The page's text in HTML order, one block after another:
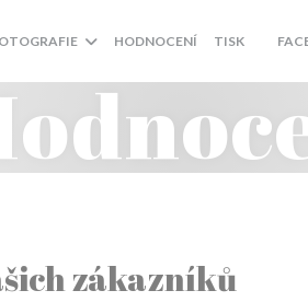
HODNOCENÍ TISK
zákazníků